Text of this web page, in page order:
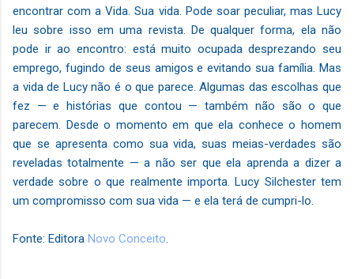
encontrar com a Vida. Sua vida. Pode soar peculiar, mas Lucy
leu sobre isso em uma revista. De qualquer forma, ela não
pode ir ao encontro: está muito ocupada desprezando seu
emprego, fugindo de seus amigos e evitando sua família. Mas
a vida de Lucy não é o que parece. Algumas das escolhas que
fez — e histórias que contou — também não são o que
parecem. Desde o momento em que ela conhece o homem
que se apresenta como sua vida, suas meias-verdades são
reveladas totalmente — a não ser que ela aprenda a dizer a
verdade sobre o que realmente importa. Lucy Silchester tem
um compromisso com sua vida — e ela terá de cumpri-lo.
Fonte: Editora Novo Conceito